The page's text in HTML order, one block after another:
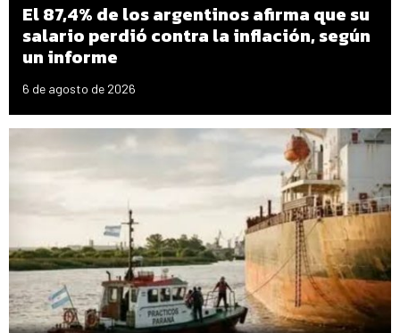
El 87,4% de los argentinos afirma que su
salario perdió contra la inflación, según
un informe
6 de agosto de 2026